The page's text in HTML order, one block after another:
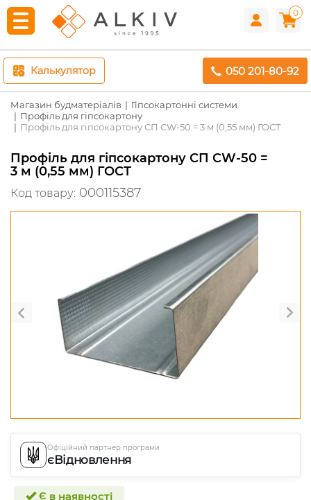
0
Калькулятор 050 201-80-92
Магазин будматеріалів
Гіпсокартонні системи
Профіль для гіпсокартону
Профіль для гіпсокартону СП CW-50 = 3 м (0,55 мм) ГОСТ
Профіль для гіпсокартону СП CW-50 =
3 м (0,55 мм) ГОСТ
Код товару: 000115387
Офіційний партнер програми
єВідновлення
Є в наявності